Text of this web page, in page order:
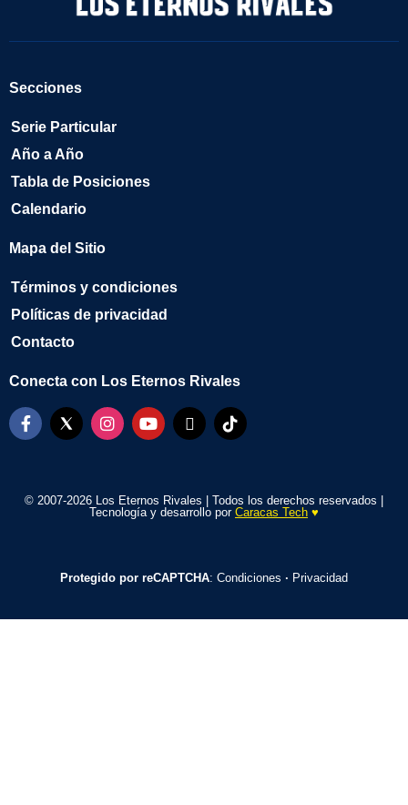
Secciones
Serie Particular
Año a Año
Tabla de Posiciones
Calendario
Mapa del Sitio
Términos y condiciones
Políticas de privacidad
Contacto
Conecta con Los Eternos Rivales
© 2007-2026 Los Eternos Rivales | Todos los derechos reservados |
Tecnología y desarrollo por Caracas Tech ♥️
Protegido por reCAPTCHA: Condiciones · Privacidad